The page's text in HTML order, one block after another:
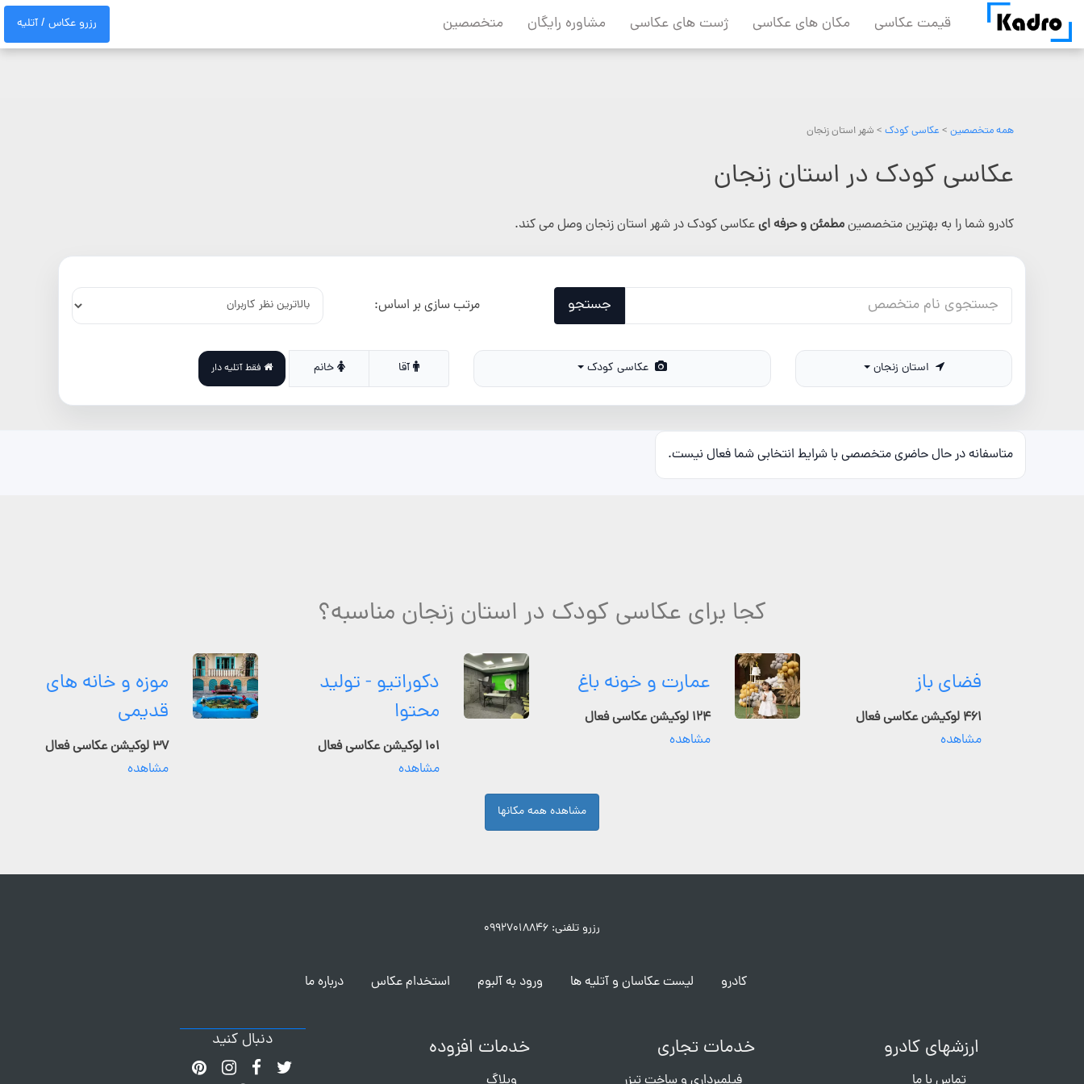
content
قیمت عکاسی مکان های عکاسی ژست های عکاسی مشاوره رایگان متخصصین رزرو عکاس / آتلیه
همه متخصصین > عکاسی کودک > شهر استان زنجان
عکاسی کودک در استان زنجان
کادرو شما را به بهترین متخصصینمطمئن و حرفه ایعکاسی کودک در شهر استان زنجان وصل می کند.
جستجو مرتب سازی بر اساس:
عکاسی کودک آقا خانم فقط آتلیه دار
متاسفانه در حال حاضری متخصصی با شرایط انتخابی شما فعال نیست.
کجا برای عکاسی کودک در استان زنجان مناسبه؟
فضای باز
۴۶۱ لوکیشن عکاسی فعال
مشاهده
عمارت و خونه باغ
۱۲۴ لوکیشن عکاسی فعال
مشاهده
دکوراتیو - تولید
محتوا
۱۰۱ لوکیشن عکاسی فعال
مشاهده
موزه و خانه های
قدیمی
۳۷ لوکیشن عکاسی فعال
مشاهده
مشاهده همه مکانها
رزرو تلفنی: ۰۹۹۲۷۰۱۸۸۴۶
کادرو لیست عکاسان و آتلیه ها ورود به آلبوم استخدام عکاس درباره ما
ارزشهای کادرو خدمات تجاری خدمات افزوده دنبال کنید